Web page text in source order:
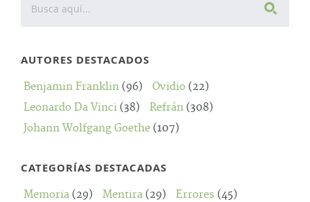
AUTORES DESTACADOS
Benjamin Franklin (96) Ovidio (22)
Leonardo Da Vinci (38) Refrán (308)
Johann Wolfgang Goethe (107)
CATEGORÍAS DESTACADAS
Memoria (29) Mentira (29) Errores (45)